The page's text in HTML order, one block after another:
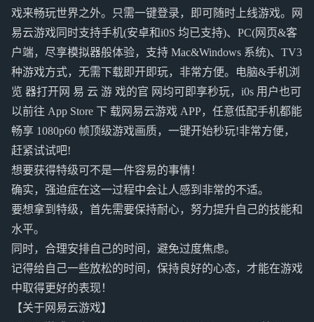
戏来畅玩世界之外。只需一键登录，即可随时上线游戏。网
易云游戏同时支持手机(安卓和i0S 均已支持)、PC(网页&客
户端，尽享模拟器般体验，支持 Mac&Windows 系统)、TV3
种游戏方式，无需下载即开即玩，非常方便。电脑&手机浏
览 器打开网 易 云 游 戏的官 网均可即享秒玩，i0s 用户也可
以前往 App Store 下 载网易云游戏 APP，任意低配手机都能
畅享 1080p60 帧顶级游戏画质，一键开始秒玩!非常方便，
赶紧试试吧!
想要获得特级可不是一件容易的事情！
确实，强迫症在这一过程中会让人感到非常的不适。
要想拿到特级，首先需要保持耐心，努力提升自己的技能和
水平。
同时，合理安排自己的时间，避免过度焦虑。
记得给自己一些放松的时间，保持良好的心态，才能在游戏
中取得更好的表现！
【关于网易云游戏】